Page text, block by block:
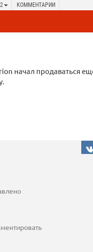
КОММЕНТАРИИ
начал продаваться